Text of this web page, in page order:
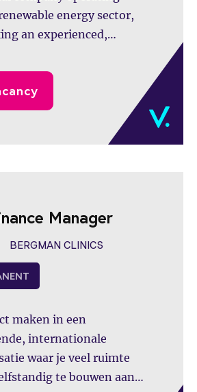
energy sector,
an experienced,
Officer (CFO).
Manager
BERGMAN CLINICS
maken in een
internationale
waar je veel ruimte
te bouwen aan